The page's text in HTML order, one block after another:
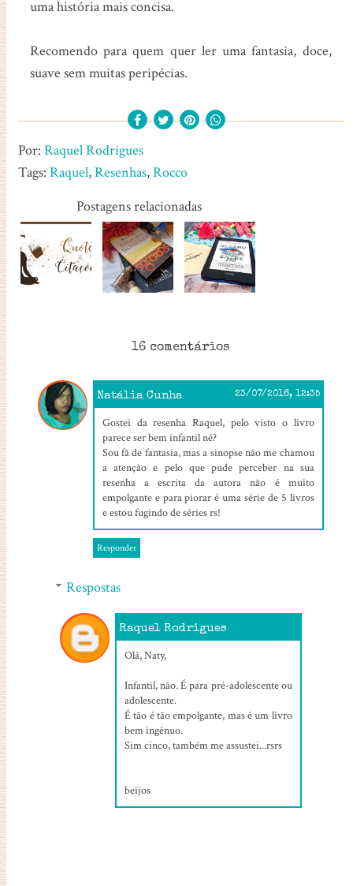
uma história mais concisa.
Recomendo para quem quer ler uma fantasia, doce,
suave sem muitas peripécias.
Por: Raquel Rodrigues
Tags: Raquel,Resenhas,Rocco
Postagens relacionadas
16 comentários
Natália Cunha 23/07/2016, 12:35
Gostei da resenha Raquel, pelo visto o livro
parece ser bem infantil né?
Sou fã de fantasia, mas a sinopse não me chamou
a atenção e pelo que pude perceber na sua
resenha a escrita da autora não é muito
empolgante e para piorar é uma série de 5 livros
e estou fugindo de séries rs!
Responder
Respostas
Raquel Rodrigues
Olá, Naty,
Infantil, não. É para pré-adolescente ou
adolescente.
É tão é tão empolgante, mas é um livro
bem ingênuo.
Sim cinco, também me assustei...rsrs
beijos